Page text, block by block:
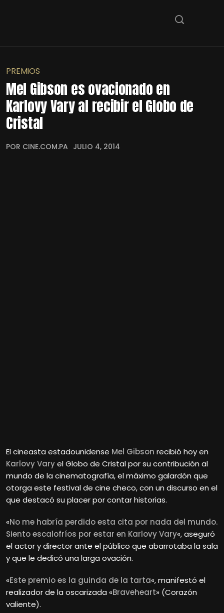
PREMIOS
Mel Gibson es ovacionado en
Karlovy Vary al recibir el Globo de
Cristal
POR CINE.COM.PA JULIO 4, 2014
El cineasta estadounidense Mel Gibson recibió hoy en
Karlovy Varyel Globo de Cristal por su contribución al
mundo de la cinematografía, el máximo galardón que
otorga este festival de cine checo, con un discurso en el
que destacó su placer por contar historias.
«No me habría perdido esta cita por nada del mundo.
Siento escalofríos por estar en Karlovy Vary«, aseguró
el actor y director ante el público que abarrotaba la sala
y que le dedicó una larga ovación.
«Este premio es la guinda de la tarta«, manifestó el
realizador de la oscarizada «Braveheart» (Corazón
valiente).